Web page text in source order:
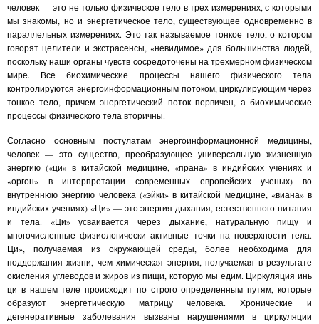
человек — это не только физическое тело в трех измерениях, с которыми
мы знакомы, но и энергетическое тело, существующее одновременно в
параллельных измерениях. Это так называемое тонкое тело, о котором
говорят целители и экстрасенсы, «невидимое» для большинства людей,
поскольку наши органы чувств сосредоточены на трехмерном физическом
мире. Все биохимические процессы нашего физического тела
контролируются энергоинформационным потоком, циркулирующим через
тонкое тело, причем энергетический поток первичен, а биохимические
процессы физического тела вторичны.
Согласно основным постулатам энергоинформационной медицины,
человек — это существо, преобразующее универсальную жизненную
энергию («ци» в китайской медицине, «прана» в индийских учениях и
«оргон» в интерпретации современных европейских ученых) во
внутреннюю энергию человека («эйки» в китайской медицине, «виана» в
индийских учениях) «Ци» — это энергия дыхания, естественного питания
и тела. «Ци» усваивается через дыхание, натуральную пищу и
многочисленные физиологически активные точки на поверхности тела.
Ци», получаемая из окружающей среды, более необходима для
поддержания жизни, чем химическая энергия, получаемая в результате
окисления углеводов и жиров из пищи, которую мы едим. Циркуляция инь
ци в нашем теле происходит по строго определенным путям, которые
образуют энергетическую матрицу человека. Хронические и
дегенеративные заболевания вызваны нарушениями в циркуляции